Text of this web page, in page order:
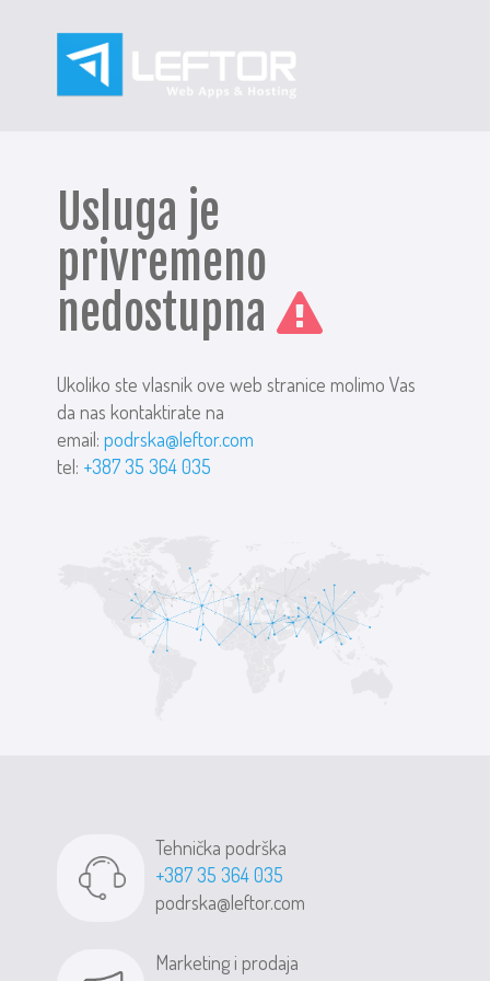
Usluga je
privremeno
nedostupna
Ukoliko ste vlasnik ove web stranice molimo Vas
da nas kontaktirate na
email:podrska@leftor.com
tel: +387 35 364 035
Tehnička podrška
+387 35 364 035
podrska@leftor.com
Marketing i prodaja